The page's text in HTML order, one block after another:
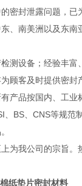
密封泄露问题，已
、南美洲以及东南
设备；经验丰富
顾客及时提供密封
产品按国内、工业
、BS、CNS等规范
为我公司的宗旨。
纸垫片密封材料